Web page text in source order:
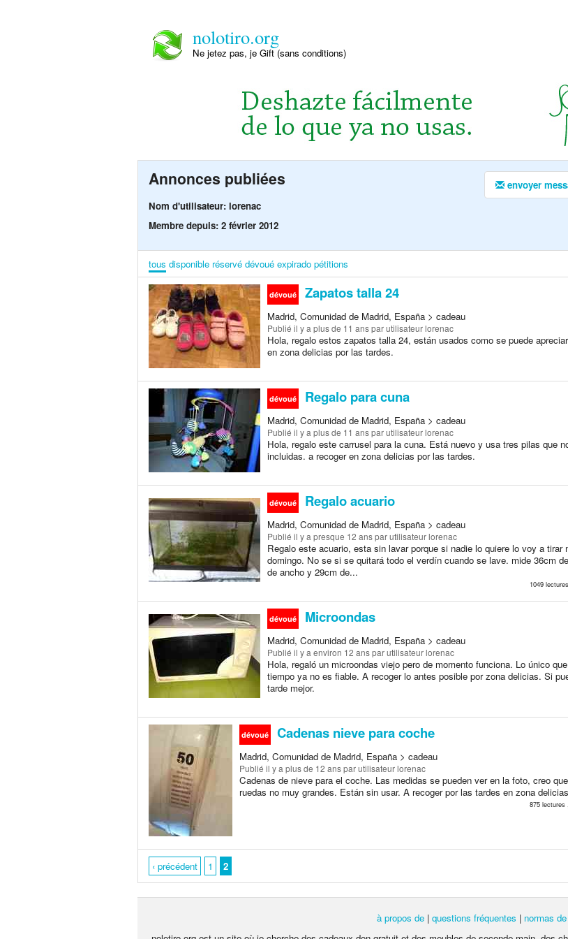
nolotiro.org
Ne jetez pas, je Gift (sans conditions)
envoyer
Annonces publiées
Nom d'utilisateur: lorenac
Membre depuis: 2 février 2012
tous disponible réservé dévoué expirado pétitions
dévoué Zapatos talla 24
Madrid, Comunidad de Madrid, España > cadeau
Publié il y a plus de 11 anspar utilisateur lorenac
Hola, regalo estos zapatos talla 24, están usados como se puede
en zona delicias por las tardes.
dévoué Regalo para cuna
Madrid, Comunidad de Madrid, España > cadeau
Publié il y a plus de 11 anspar utilisateur lorenac
Hola, regalo este carrusel para la cuna. Está nuevo y usa tres pilas que
incluidas. a recoger en zona delicias por las tardes.
dévoué Regalo acuario
Madrid, Comunidad de Madrid, España > cadeau
Publié il y a presque 12 anspar utilisateur lorenac
Regalo este acuario, esta sin lavar porque si nadie lo quiere lo voy a tirar
domingo. No se si se quitará todo el verdín cuando se lave. mide 36cm
de ancho y 29cm de...
1049
dévoué Microondas
Madrid, Comunidad de Madrid, España > cadeau
Publié il y a environ 12 anspar utilisateur lorenac
Hola, regaló un microondas viejo pero de momento funciona. Lo único
tiempo ya no es fiable. A recoger lo antes posible por zona delicias. Si
tarde mejor.
dévoué Cadenas nieve para coche
Madrid, Comunidad de Madrid, España > cadeau
Publié il y a plus de 12 anspar utilisateur lorenac
Cadenas de nieve para el coche. Las medidas se pueden ver en la foto, creo
ruedas no muy grandes. Están sin usar. A recoger por las tardes en zona
875 lectures
‹ précédent 1 2
à propos de | questions fréquentes | normas